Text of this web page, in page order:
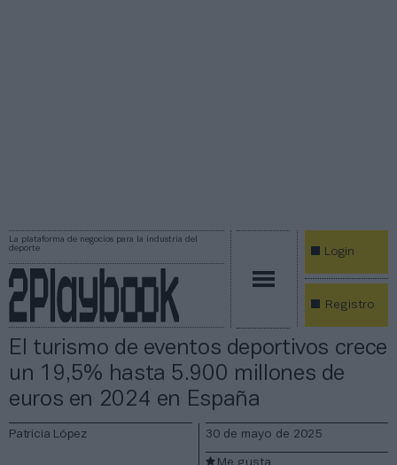
La plataforma de negocios para la industria del
deporte
Login
Registro
El turismo de eventos deportivos crece
un 19,5% hasta 5.900 millones de
euros en 2024 en España
Patricia López 30 de mayo de 2025
Me gusta